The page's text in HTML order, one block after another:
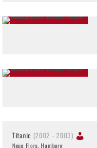
Titanic (2002 - 2003)
Neue Flora, Hamburg